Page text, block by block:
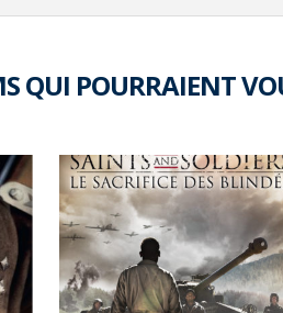
QUI POURRAIENT